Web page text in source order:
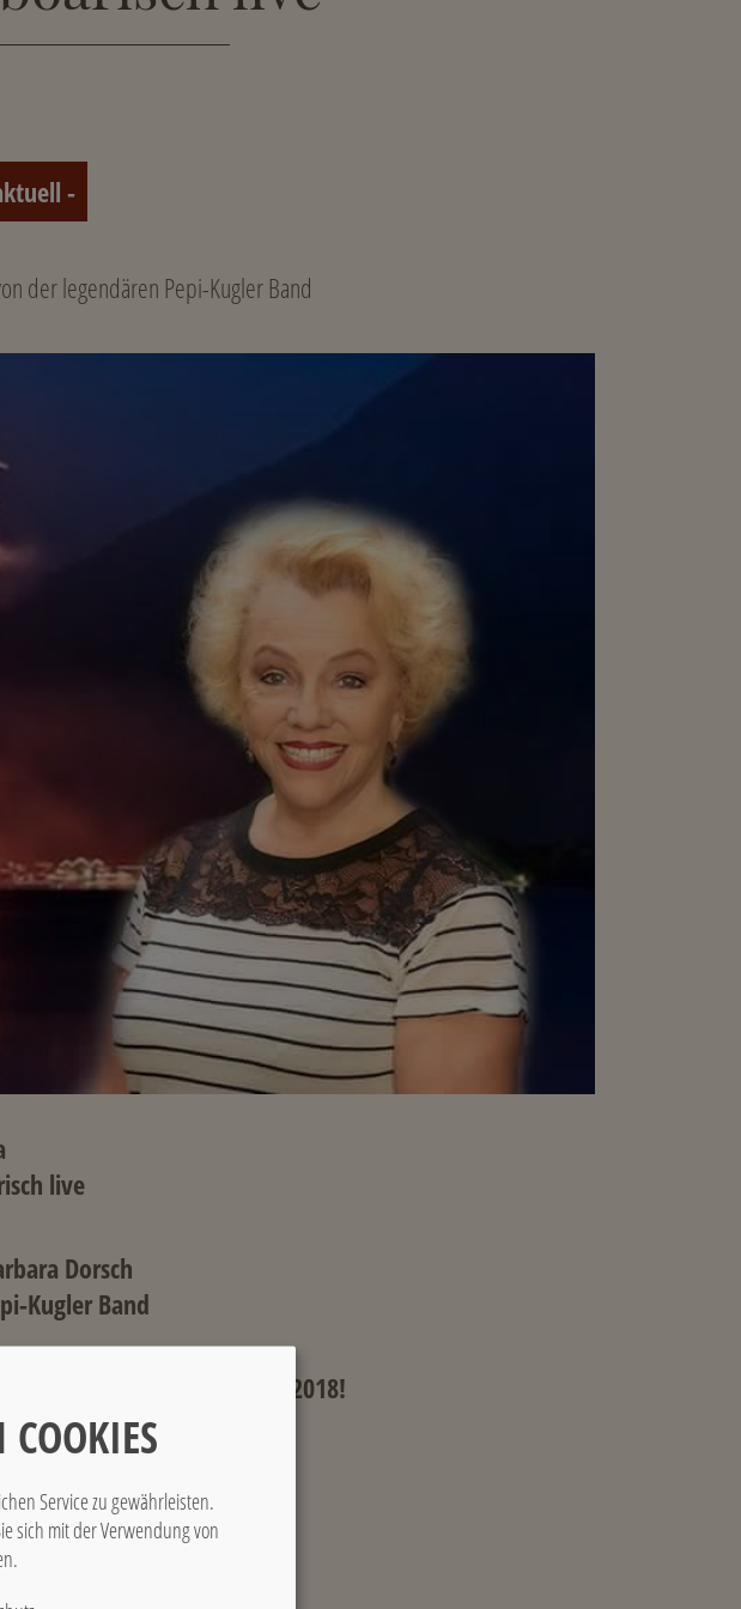
-
der legendären Pepi-Kugler Band
live
Dorsch
Kugler Band
Start in ein großartiges 2018!
an der Point
Service zu gewährleisten.
sich mit der Verwendung von